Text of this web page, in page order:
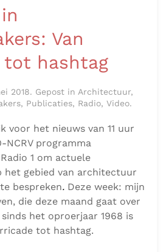
Van
tot hashtag
2018. Gepost in Architectuur,
Publicaties, Radio, Video.
voor het nieuws van 11 uur
NCRV programma
1 om actuele
het gebied van architectuur
bespreken. Deze week: mijn
die deze maand gaat over
het oproerjaar 1968 is
tot hashtag.